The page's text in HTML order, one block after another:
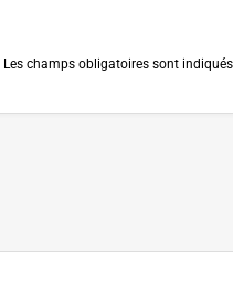
Les champs obligatoires sont